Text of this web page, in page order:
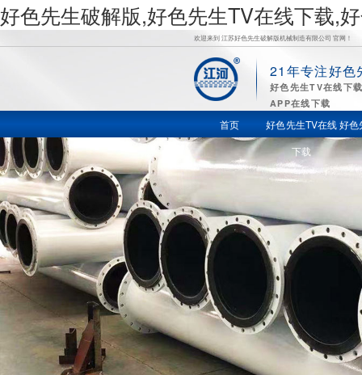
好色先生破解版,好色先生TV在线下载,
欢迎来到 江苏好色先生破解版机械制造有限公司 官网！
色先生TV
在线下载,
好色先生
苹果下载,
好色先生
视频APP
21年专注好色
好色先生TV在线下
APP在线下载
首页
好色先生TV在线
下载
好色